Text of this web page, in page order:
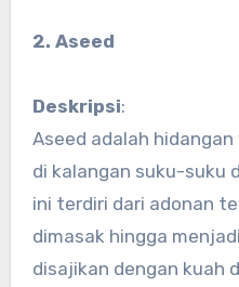
2. Aseed
Deskripsi:
Aseed adalah
di kalangan suku-suku
ini terdiri dari adonan
dimasak hingga
disajikan dengan kuah